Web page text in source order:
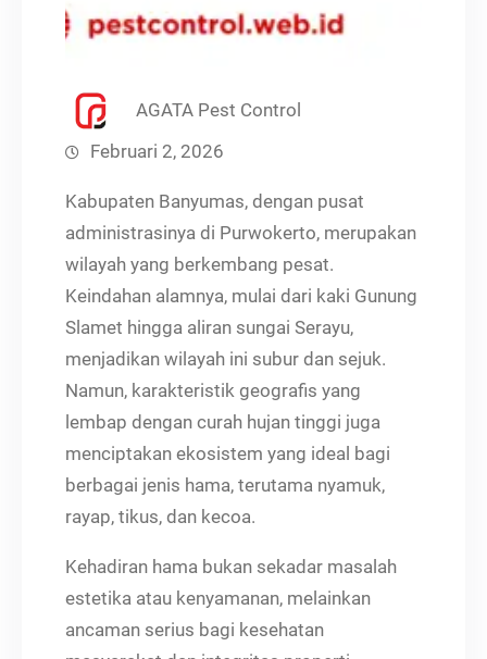
AGATA Pest Control
Februari 2, 2026
Kabupaten Banyumas, dengan pusat
administrasinya di Purwokerto, merupakan
wilayah yang berkembang pesat.
Keindahan alamnya, mulai dari kaki Gunung
Slamet hingga aliran sungai Serayu,
menjadikan wilayah ini subur dan sejuk.
Namun, karakteristik geografis yang
lembap dengan curah hujan tinggi juga
menciptakan ekosistem yang ideal bagi
berbagai jenis hama, terutama nyamuk,
rayap, tikus, dan kecoa.
Kehadiran hama bukan sekadar masalah
estetika atau kenyamanan, melainkan
ancaman serius bagi kesehatan